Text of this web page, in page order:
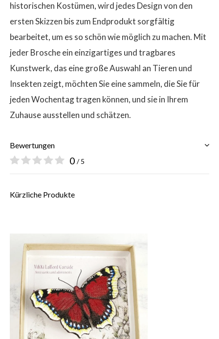
historischen Kostümen, wird jedes Design von den
ersten Skizzen bis zum Endprodukt sorgfältig
bearbeitet, um es so schön wie möglich zu machen. Mit
jeder Brosche ein einzigartiges und tragbares
Kunstwerk, das eine große Auswahl an Tieren und
Insekten zeigt, möchten Sie eine sammeln, die Sie für
jeden Wochentag tragen können, und sie in Ihrem
Zuhause ausstellen und schätzen.
Bewertungen
0 / 5
Kürzliche Produkte